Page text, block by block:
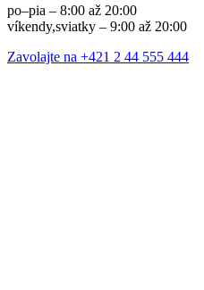
po–pia – 8:00 až 20:00
víkendy,sviatky – 9:00 až 20:00
Zavolajte na +421 2 44 555 444